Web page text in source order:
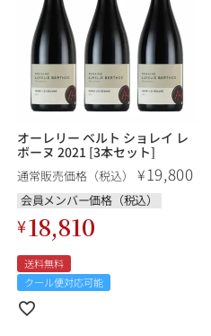
オーレリー ベルト ショレイ レ
ボーヌ 2021 [3本セット]
通常販売価格（税込） ¥19,800
会員メンバー価格（税込）
¥18,810
送料無料
クール便対応可能